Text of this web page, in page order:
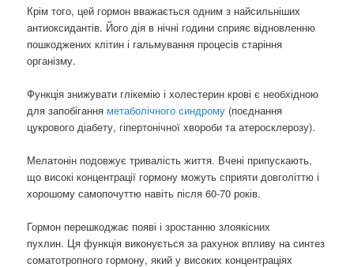
Крім того, цей гормон вважається одним з найсильніших
антиоксидантів. Його дія в нічні години сприяє відновленню
пошкоджених клітин і гальмування процесів старіння
організму.
Функція знижувати глікемію і холестерин крові є необхідною
для запобігання метаболічного синдрому (поєднання
цукрового діабету, гіпертонічної хвороби та атеросклерозу).
Мелатонін подовжує тривалість життя. Вчені припускають,
що високі концентрації гормону можуть сприяти довголіттю і
хорошому самопочуттю навіть після 60-70 років.
Гормон перешкоджає появі і зростанню злоякісних
пухлин. Ця функція виконується за рахунок впливу на синтез
соматотропного гормону, який у високих концентраціях